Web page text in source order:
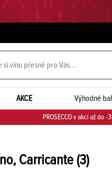
AKCE Výhodné
PROSECCO v akci až do -
Carricante(3)